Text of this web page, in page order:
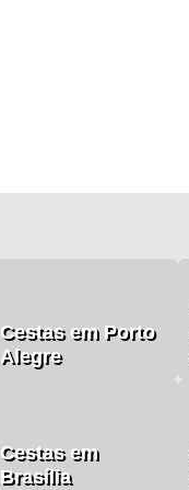
Cestas em Porto
Alegre
Cestas em
Brasília